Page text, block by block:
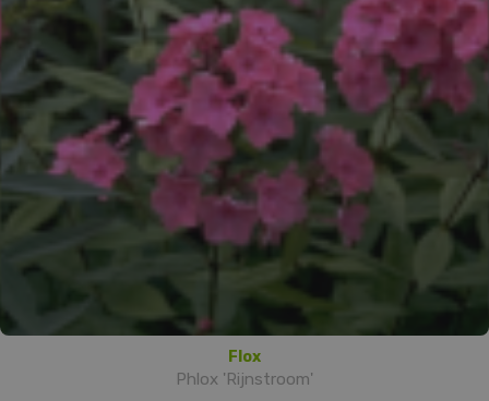
Flox
Phlox 'Rijnstroom'